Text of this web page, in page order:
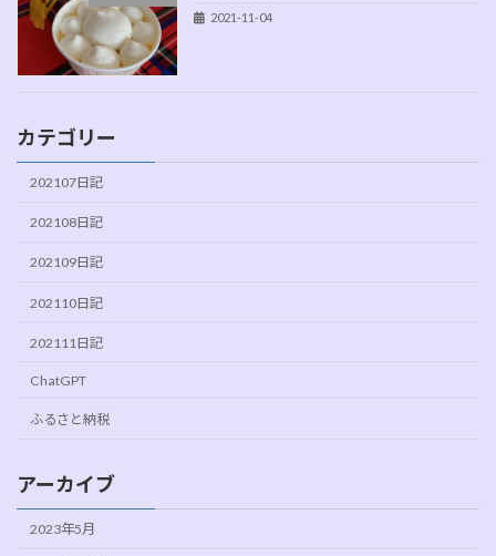
2021-11-04
カテゴリー
202107日記
202108日記
202109日記
202110日記
202111日記
ChatGPT
ふるさと納税
アーカイブ
2023年5月